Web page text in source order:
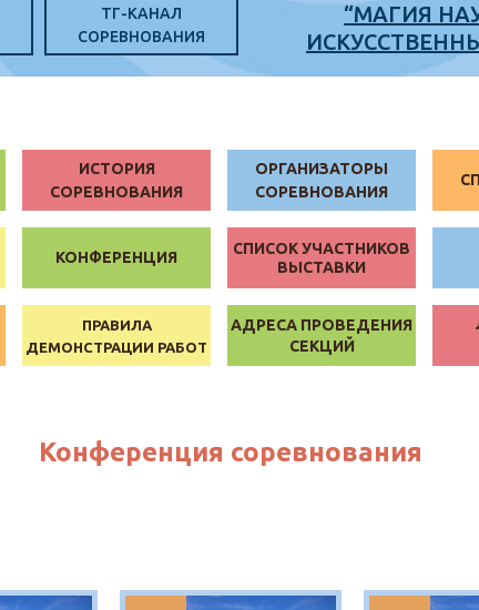
“МАГИЯ
ТГ-КАНАЛ
СОРЕВНОВАНИЯ
КОНФЕРЕНЦИЯ
АДРЕСА ПРОВЕДЕНИЯ
СЕКЦИЙ
ИСТОРИЯ
СОРЕВНОВАНИЯ
СПИСОК УЧАСТНИКОВ
ВЫСТАВКИ
ОРГАНИЗАТОРЫ
СОРЕВНОВАНИЯ
ПРАВИЛА
ДЕМОНСТРАЦИИ РАБОТ
Конференция соревнования